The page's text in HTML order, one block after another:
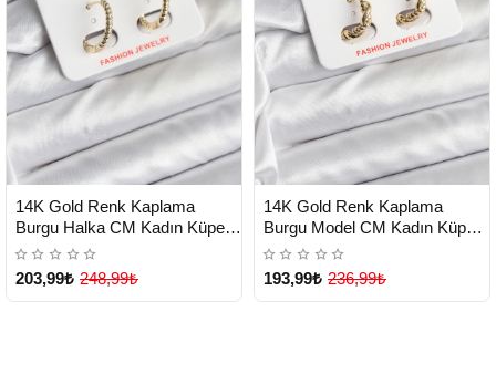
TESLİMAT
14K Gold Renk Kaplama
Burgu Halka CM Kadın Küpe -
Lisinya
203,99₺ 248,99₺
TESLİMAT
14K Gold Renk Kaplama
Burgu Model CM Kadın Küpe -
Lisinya
193,99₺ 236,99₺